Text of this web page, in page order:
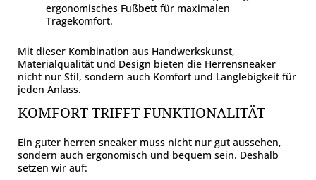
ergonomisches Fußbett für maximalen
Tragekomfort.
Mit dieser Kombination aus Handwerkskunst,
Materialqualität und Design bieten die Herrensneaker
nicht nur Stil, sondern auch Komfort und Langlebigkeit für
jeden Anlass.
KOMFORT TRIFFT FUNKTIONALITÄT
Ein guter herren sneaker muss nicht nur gut aussehen,
sondern auch ergonomisch und bequem sein. Deshalb
setzen wir auf: